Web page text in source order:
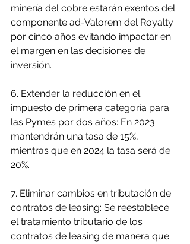
minería del cobre estarán exentos del
componente ad-Valorem del Royalty
por cinco años evitando impactar en
el margen en las decisiones de
inversión.
6. Extender la reducción en el
impuesto de primera categoría para
las Pymes por dos años: En 2023
mantendrán una tasa de 15%,
mientras que en 2024 la tasa será de
20%.
7. Eliminar cambios en tributación de
contratos de leasing: Se reestablece
el tratamiento tributario de los
contratos de leasing de manera que